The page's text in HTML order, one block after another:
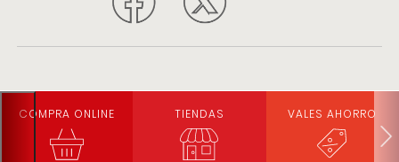
COMPRA ONLINE TIENDAS VALES AHORRO